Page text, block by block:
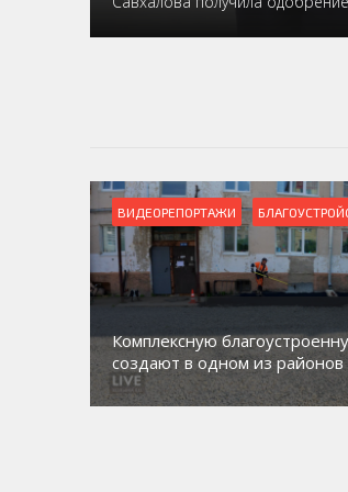
ВИДЕОРЕПОРТАЖИ
Комплексную
создают в одном из районов